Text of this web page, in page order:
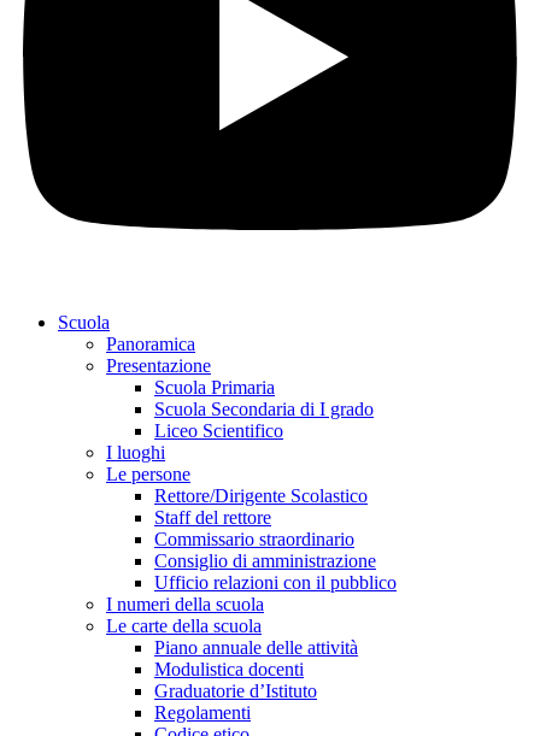
Scuola
Panoramica
Presentazione
Scuola Primaria
Scuola Secondaria di I grado
Liceo Scientifico
I luoghi
Le persone
Rettore/Dirigente Scolastico
Staff del rettore
Commissario straordinario
Consiglio di amministrazione
Ufficio relazioni con il pubblico
I numeri della scuola
Le carte della scuola
Piano annuale delle attività
Modulistica docenti
Graduatorie d’Istituto
Regolamenti